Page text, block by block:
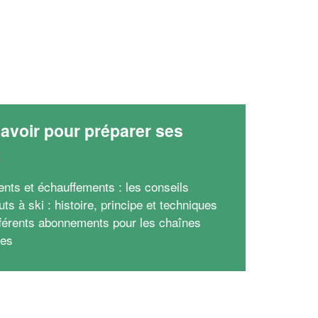
pour préparer ses
et échauffements : les conseils
à ski : histoire, principe et techniques
abonnements pour les chaînes